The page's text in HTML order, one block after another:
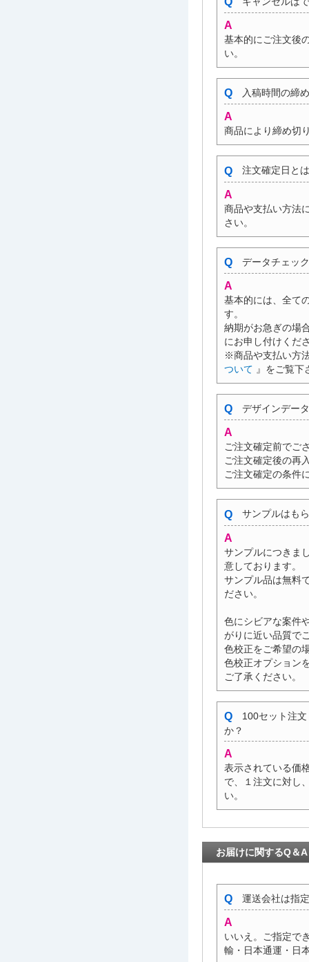
基本的にご注文後
い。
入稿時間の締
商品により締め切
注文確定日と
商品や支払い方法
さい。
データチェッ
基本的には、全て
す。
納期がお急ぎの場
にお申し付けくだ
※商品や支払い方
ついて 』をご覧下
デザインデー
ご注文確定前でご
ご注文確定後の再
ご注文確定の条件
サンプルはも
サンプルにつきま
意しております。
サンプル品は無料
ださい。
色にシビアな案件
がりに近い品質で
色校正をご希望の
色校正オプション
ご了承ください。
100セット注
か？
表示されている価
で、１注文に対し
い。
お届けに関するQ＆A
運送会社は指
いいえ。ご指定で
輸・日本通運・日